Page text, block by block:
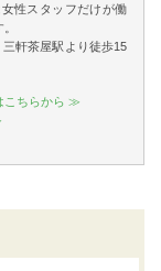
女性スタッフだけが働
軒茶屋駅より徒歩15
こちらから ≫